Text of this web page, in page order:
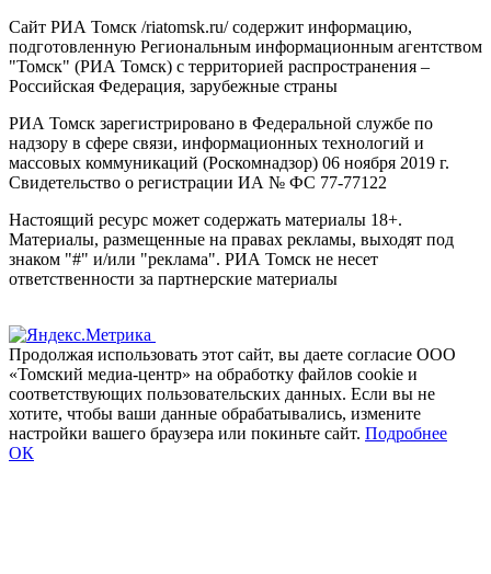
Сайт РИА Томск /riatomsk.ru/ содержит информацию,
подготовленную Региональным информационным агентством
"Томск" (РИА Томск) с территорией распространения –
Российская Федерация, зарубежные страны
РИА Томск зарегистрировано в Федеральной службе по
надзору в сфере связи, информационных технологий и
массовых коммуникаций (Роскомнадзор) 06 ноября 2019 г.
Свидетельство о регистрации ИА № ФС 77-77122
Настоящий ресурс может содержать материалы 18+.
Материалы, размещенные на правах рекламы, выходят под
знаком "#" и/или "реклама". РИА Томск не несет
ответственности за партнерские материалы
Продолжая использовать этот сайт, вы даете согласие ООО
«Томский медиа-центр» на обработку файлов cookie и
соответствующих пользовательских данных. Если вы не
хотите, чтобы ваши данные обрабатывались, измените
настройки вашего браузера или покиньте сайт. Подробнее
ОК